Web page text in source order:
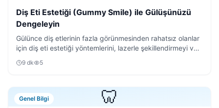
Diş Eti Estetiği (Gummy Smile) ile Gülüşünüzü
Dengeleyin
Gülünce diş etlerinin fazla görünmesinden rahatsız olanlar
için diş eti estetiği yöntemlerini, lazerle şekillendirmeyi ve
9 dk 5
🦷
Genel Bilgi